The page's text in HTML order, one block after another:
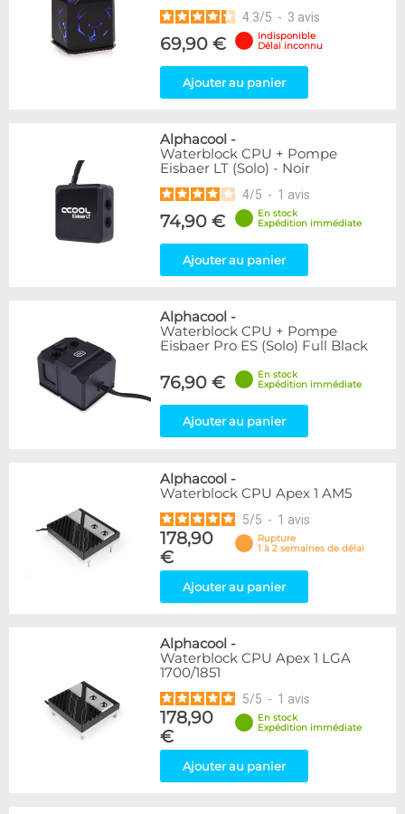
4.3/5 - 3 avis
69,90 €
Indisponible
Délai inconnu
Ajouter au panier
Alphacool -
Waterblock CPU + Pompe
Eisbaer LT (Solo) - Noir
4/5 - 1 avis
74,90 €
En stock
Expédition immédiate
Ajouter au panier
Alphacool -
Waterblock CPU + Pompe
Eisbaer Pro ES (Solo) Full Black
76,90 €
En stock
Expédition immédiate
Ajouter au panier
Alphacool -
Waterblock CPU Apex 1 AM5
5/5 - 1 avis
178,90
€
Rupture
1 à 2 semaines de délai
Ajouter au panier
Alphacool -
Waterblock CPU Apex 1 LGA
1700/1851
5/5 - 1 avis
178,90
€
En stock
Expédition immédiate
Ajouter au panier